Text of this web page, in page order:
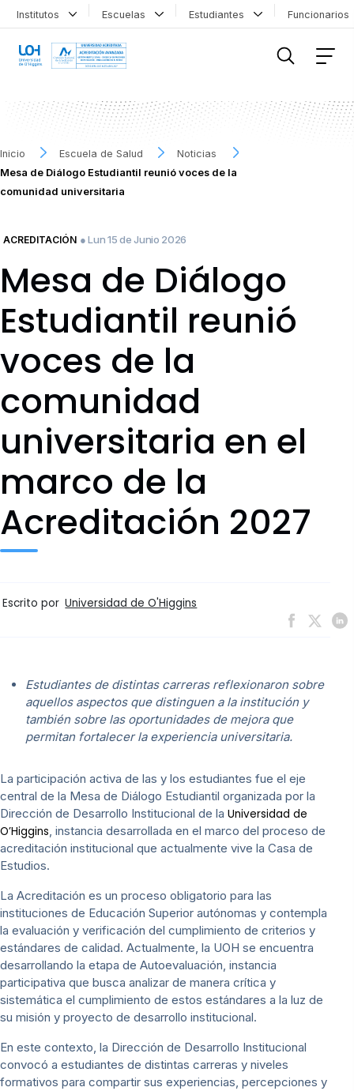
Institutos Escuelas Estudiantes
Inicio Escuela de Salud
Noticias
Mesa de Diálogo Estudiantil reunió voces de la
comunidad universitaria
ACREDITACIÓN ● Lun 15 de Junio 2026
Mesa de Diálogo
Estudiantil reunió
voces de la
comunidad
universitaria en el
marco de la
Acreditación 2027
Escrito por Universidad de O'Higgins
Estudiantes de distintas carreras reflexionaron sobre
aquellos aspectos que distinguen a la institución y
también sobre las oportunidades de mejora que
permitan fortalecer la experiencia universitaria.
La participación activa de las y los estudiantes fue el eje
central de la Mesa de Diálogo Estudiantil organizada por la
Dirección de Desarrollo Institucional de la Universidad de
O’Higgins, instancia desarrollada en el marco del proceso de
acreditación institucional que actualmente vive la Casa de
Estudios.
La Acreditación es un proceso obligatorio para las
instituciones de Educación Superior autónomas y contempla
la evaluación y verificación del cumplimiento de criterios y
estándares de calidad. Actualmente, la UOH se encuentra
desarrollando la etapa de Autoevaluación, instancia
participativa que busca analizar de manera crítica y
sistemática el cumplimiento de estos estándares a la luz de
su misión y proyecto de desarrollo institucional.
En este contexto, la Dirección de Desarrollo Institucional
convocó a estudiantes de distintas carreras y niveles
formativos para compartir sus experiencias, percepciones y